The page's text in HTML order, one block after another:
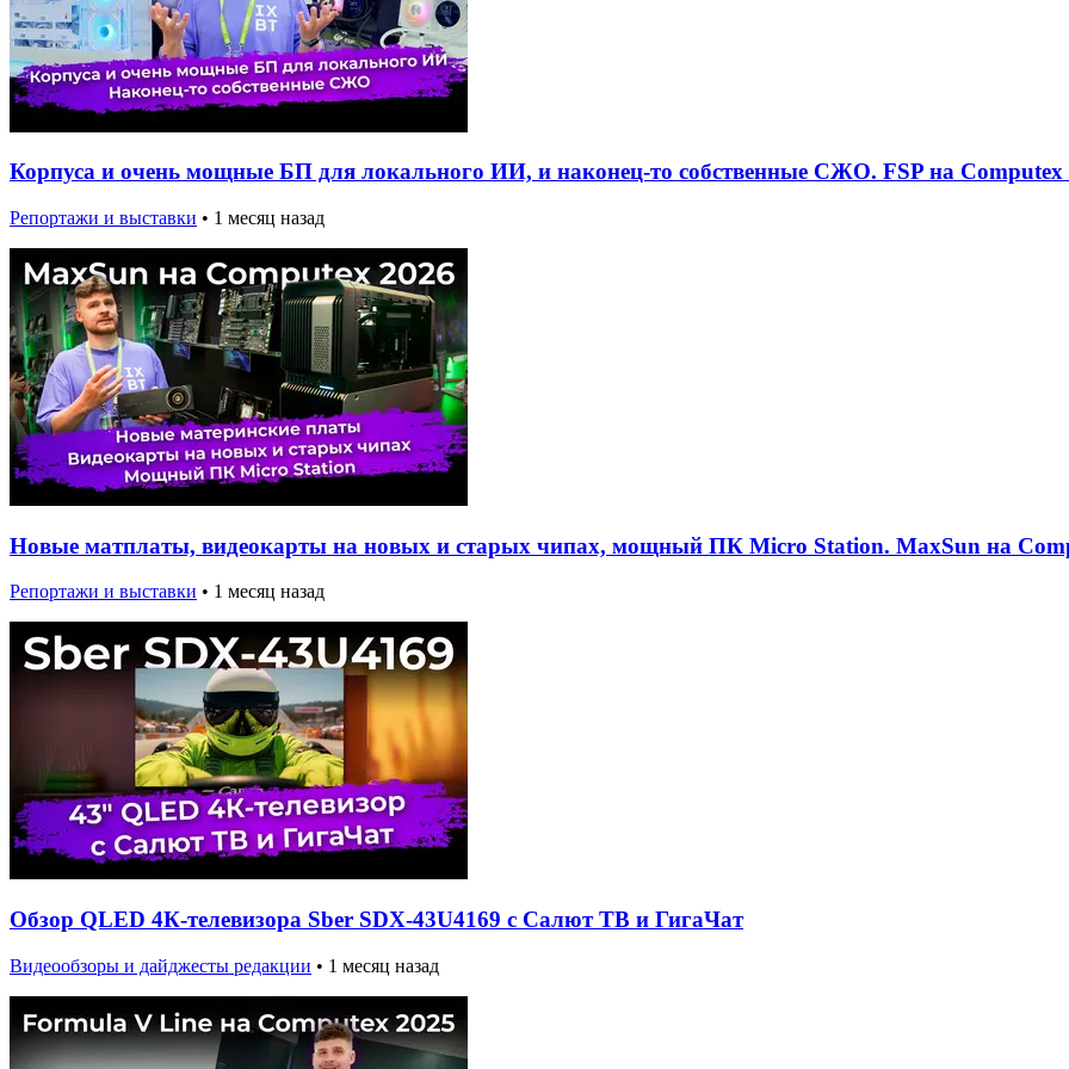
Корпуса и очень мощные БП для локального ИИ, и наконец-то собственные СЖО. FSP на Computex
Репортажи и выставки • 1 месяц назад
Новые матплаты, видеокарты на новых и старых чипах, мощный ПК Micro Station. MaxSun на
Репортажи и выставки • 1 месяц назад
Обзор QLED 4К-телевизора Sber SDX-43U4169 с Салют ТВ и ГигаЧат
Видеообзоры и дайджесты редакции • 1 месяц назад